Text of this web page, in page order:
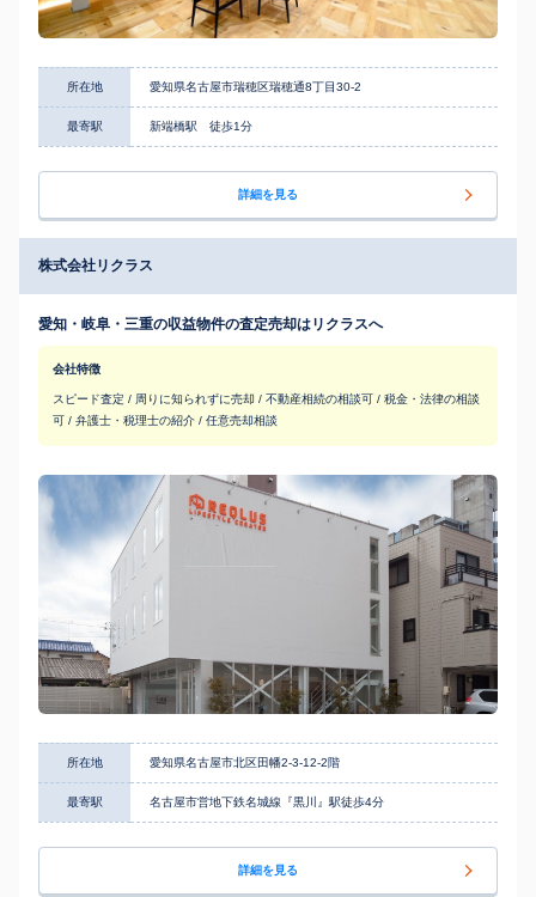
所在地 愛知県名古屋市瑞穂区瑞穂通8丁目30-2
最寄駅 新端橋駅 徒歩1分
詳細を見る
株式会社リクラス
愛知・岐阜・三重の収益物件の査定売却はリクラスへ
会社特徴
スピード査定 / 周りに知られずに売却 / 不動産相続の相談可 / 税金・法律の相談
可 / 弁護士・税理士の紹介 / 任意売却相談
所在地 愛知県名古屋市北区田幡2-3-12-2階
最寄駅 名古屋市営地下鉄名城線『黒川』駅徒歩4分
詳細を見る